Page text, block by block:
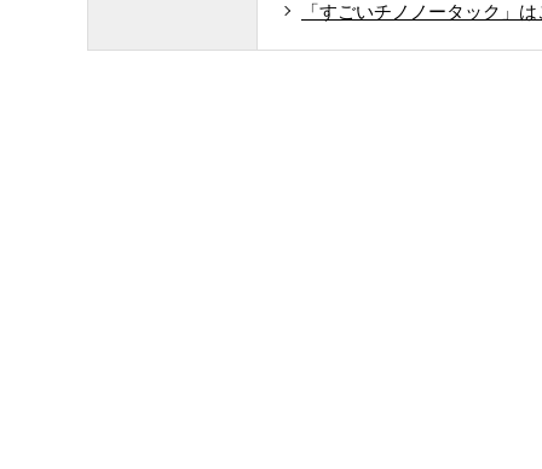
「すごいチノノータック」